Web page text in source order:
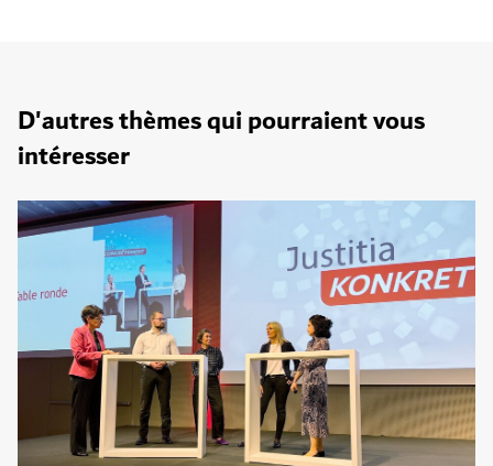
D'autres thèmes qui pourraient vous
intéresser